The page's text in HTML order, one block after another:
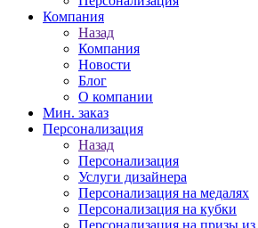
Компания
Назад
Компания
Новости
Блог
О компании
Мин. заказ
Персонализация
Назад
Персонализация
Услуги дизайнера
Персонализация на медалях
Персонализация на кубки
Персонализация на призы из